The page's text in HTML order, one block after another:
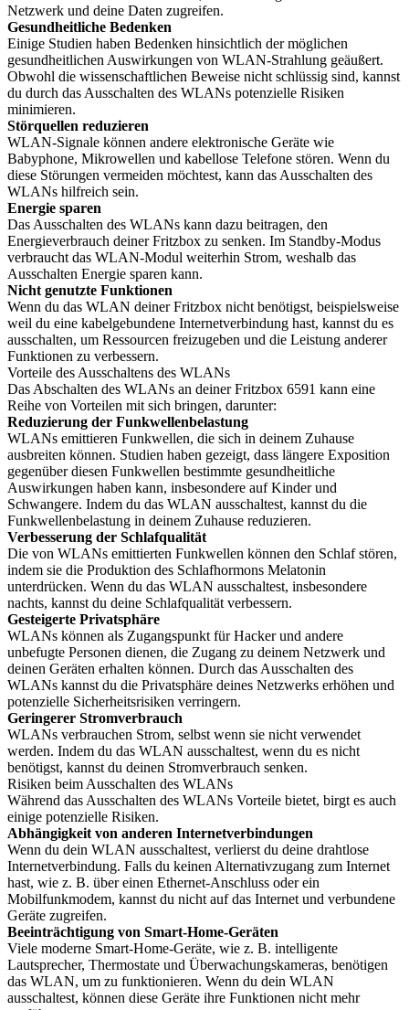
Netzwerk und deine Daten zugreifen.
Gesundheitliche Bedenken
Einige Studien haben Bedenken hinsichtlich der möglichen
gesundheitlichen Auswirkungen von WLAN-Strahlung geäußert.
Obwohl die wissenschaftlichen Beweise nicht schlüssig sind, kannst
du durch das Ausschalten des WLANs potenzielle Risiken
minimieren.
Störquellen reduzieren
WLAN-Signale können andere elektronische Geräte wie
Babyphone, Mikrowellen und kabellose Telefone stören. Wenn du
diese Störungen vermeiden möchtest, kann das Ausschalten des
WLANs hilfreich sein.
Energie sparen
Das Ausschalten des WLANs kann dazu beitragen, den
Energieverbrauch deiner Fritzbox zu senken. Im Standby-Modus
verbraucht das WLAN-Modul weiterhin Strom, weshalb das
Ausschalten Energie sparen kann.
Nicht genutzte Funktionen
Wenn du das WLAN deiner Fritzbox nicht benötigst, beispielsweise
weil du eine kabelgebundene Internetverbindung hast, kannst du es
ausschalten, um Ressourcen freizugeben und die Leistung anderer
Funktionen zu verbessern.
Vorteile des Ausschaltens des WLANs
Das Abschalten des WLANs an deiner Fritzbox 6591 kann eine
Reihe von Vorteilen mit sich bringen, darunter:
Reduzierung der Funkwellenbelastung
WLANs emittieren Funkwellen, die sich in deinem Zuhause
ausbreiten können. Studien haben gezeigt, dass längere Exposition
gegenüber diesen Funkwellen bestimmte gesundheitliche
Auswirkungen haben kann, insbesondere auf Kinder und
Schwangere. Indem du das WLAN ausschaltest, kannst du die
Funkwellenbelastung in deinem Zuhause reduzieren.
Verbesserung der Schlafqualität
Die von WLANs emittierten Funkwellen können den Schlaf stören,
indem sie die Produktion des Schlafhormons Melatonin
unterdrücken. Wenn du das WLAN ausschaltest, insbesondere
nachts, kannst du deine Schlafqualität verbessern.
Gesteigerte Privatsphäre
WLANs können als Zugangspunkt für Hacker und andere
unbefugte Personen dienen, die Zugang zu deinem Netzwerk und
deinen Geräten erhalten können. Durch das Ausschalten des
WLANs kannst du die Privatsphäre deines Netzwerks erhöhen und
potenzielle Sicherheitsrisiken verringern.
Geringerer Stromverbrauch
WLANs verbrauchen Strom, selbst wenn sie nicht verwendet
werden. Indem du das WLAN ausschaltest, wenn du es nicht
benötigst, kannst du deinen Stromverbrauch senken.
Risiken beim Ausschalten des WLANs
Während das Ausschalten des WLANs Vorteile bietet, birgt es auch
einige potenzielle Risiken.
Abhängigkeit von anderen Internetverbindungen
Wenn du dein WLAN ausschaltest, verlierst du deine drahtlose
Internetverbindung. Falls du keinen Alternativzugang zum Internet
hast, wie z. B. über einen Ethernet-Anschluss oder ein
Mobilfunkmodem, kannst du nicht auf das Internet und verbundene
Geräte zugreifen.
Beeinträchtigung von Smart-Home-Geräten
Viele moderne Smart-Home-Geräte, wie z. B. intelligente
Lautsprecher, Thermostate und Überwachungskameras, benötigen
das WLAN, um zu funktionieren. Wenn du dein WLAN
ausschaltest, können diese Geräte ihre Funktionen nicht mehr